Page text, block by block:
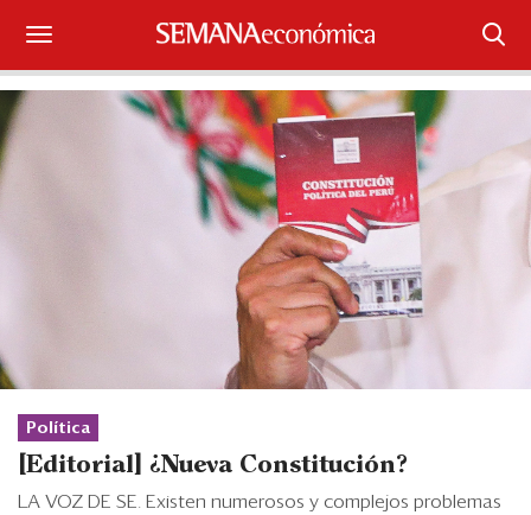
Suscríbase
Iniciar sesión
Sectores y Empresas
Economía y Finanzas
Legal y Política
Política
[Editorial] ¿Nueva Constitución?
LA VOZ DE SE. Existen numerosos y complejos problemas